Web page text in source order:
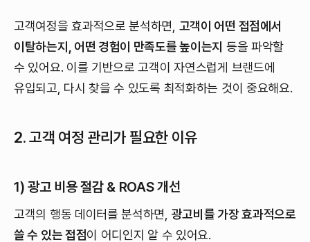
고객여정을 효과적으로 분석하면, 고객이 어떤 접점에서
이탈하는지, 어떤 경험이 만족도를 높이는지 등을 파악할
수 있어요. 이를 기반으로 고객이 자연스럽게 브랜드에
유입되고, 다시 찾을 수 있도록 최적화하는 것이 중요해요.
2. 고객 여정 관리가 필요한 이유
1) 광고 비용 절감 & ROAS 개선
고객의 행동 데이터를 분석하면, 광고비를 가장 효과적으로
쓸 수 있는 접점이 어디인지 알 수 있어요.